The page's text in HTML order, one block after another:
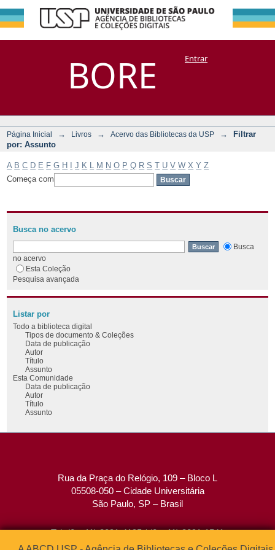
BORE
Filtrar por:
Assunto
DSpace/Manakin + CoriscoEntrar
Página Inicial → Livros → Acervo das Bibliotecas da USP →
Filtrar
por: Assunto
A B C D E F G H J K M N O P Q R S T U V W X Y Z
Começa com
Busca no acervo
Busca
no acervo
Esta Coleção
Pesquisa avançada
Listar por
Todo a biblioteca digital
Tipos de documento & Coleções
Data de publicação
Autor
Título
Assunto
Esta Comunidade
Data de publicação
Autor
Título
Assunto
Rua da Praça do Relógio, 109 – Bloco L
05508-050 – Cidade Universitária
São Paulo, SP – Brasil
Tel: (0xx11) 3091-4195 / (0xx11) 3091-1541
Fax: (0xx11) 3091-1567